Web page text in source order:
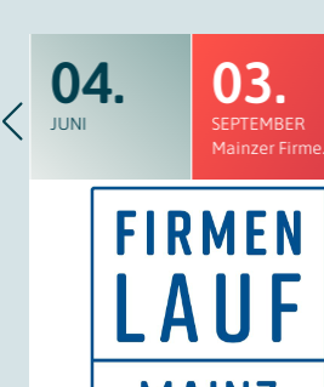
04.
JUNI
03.
SEPTEMBER